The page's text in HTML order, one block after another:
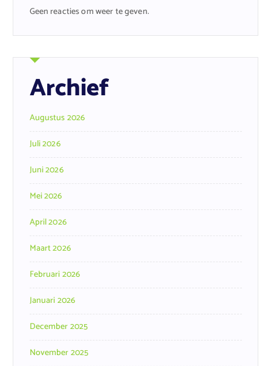
Geen reacties om weer te geven.
Archief
Augustus 2026
Juli 2026
Juni 2026
Mei 2026
April 2026
Maart 2026
Februari 2026
Januari 2026
December 2025
November 2025